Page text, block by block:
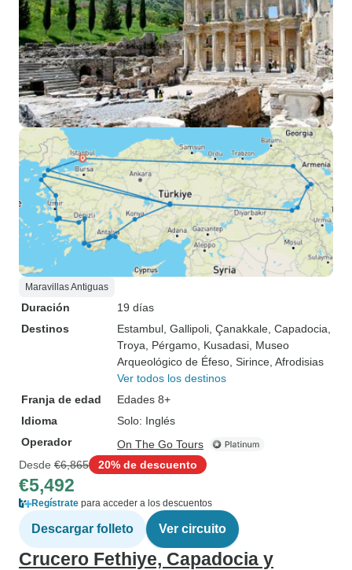
Maravillas Antiguas
Duración
19 días
Destinos
Estambul , Gallipoli , Çanakkale , Capadocia
Troya , Pérgamo , Kusadasi , Museo
Arqueológico de Éfeso , Sirince , Afrodisias
Ver todos los destinos
Franja de edad
Edades 8+
Idioma
Solo: Inglés
Operador
On The Go Tours
Desde €6,865 20% de descuento
€5,492
Regístrate para acceder a los descuentos
Descargar folleto Ver circuito
Crucero Fethiye, Capadocia y